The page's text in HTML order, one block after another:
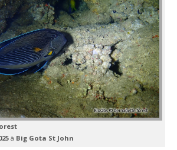
à Big Gota St John